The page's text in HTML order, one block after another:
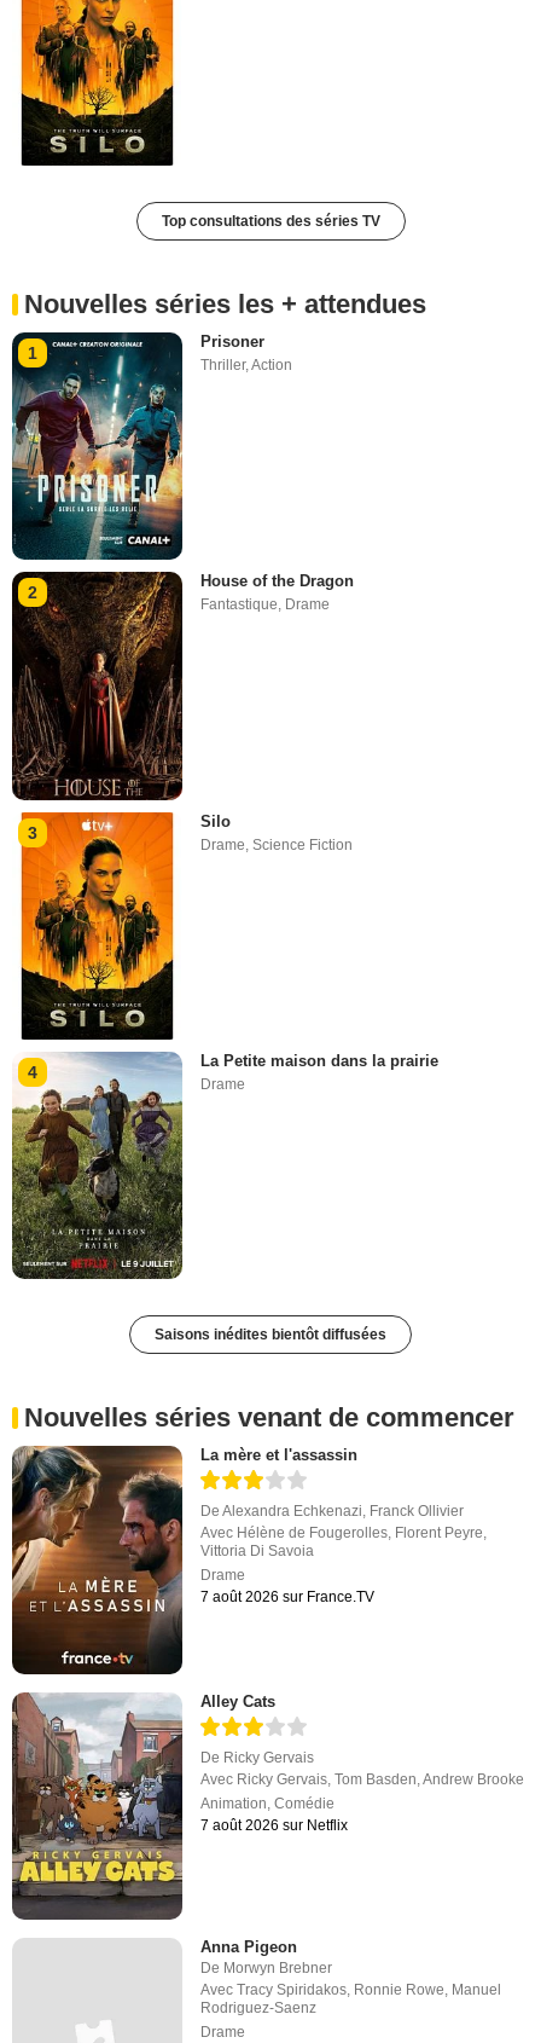
Top consultations des séries TV
Nouvelles séries les + attendues
1
Prisoner
Thriller,Action
2
House of the Dragon
Fantastique, Drame
3
Silo
Drame ,Science Fiction
4
La Petite maison dans la prairie
Drame
Saisons inédites bientôt diffusées
Nouvelles séries venant de commencer
La mère et l'assassin
DeAlexandra Echkenazi, Franck Ollivier
Avec Hélène de Fougerolles, Florent Peyre,
Vittoria Di Savoia
Drame
7 août 2026 sur France.TV
Alley Cats
De Ricky Gervais
Avec Ricky Gervais ,Tom Basden ,Andrew Brooke
Animation ,Comédie
7 août 2026 sur Netflix
Anna Pigeon
De Morwyn Brebner
AvecTracy Spiridakos, Ronnie Rowe, Manuel
Rodriguez-Saenz
Drame